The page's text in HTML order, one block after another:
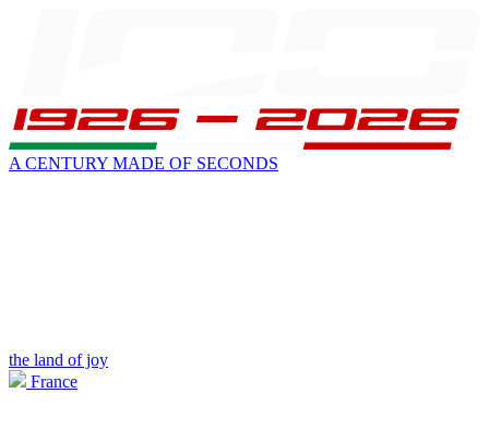
A CENTURY MADE OF SECONDS
the land of joy
France